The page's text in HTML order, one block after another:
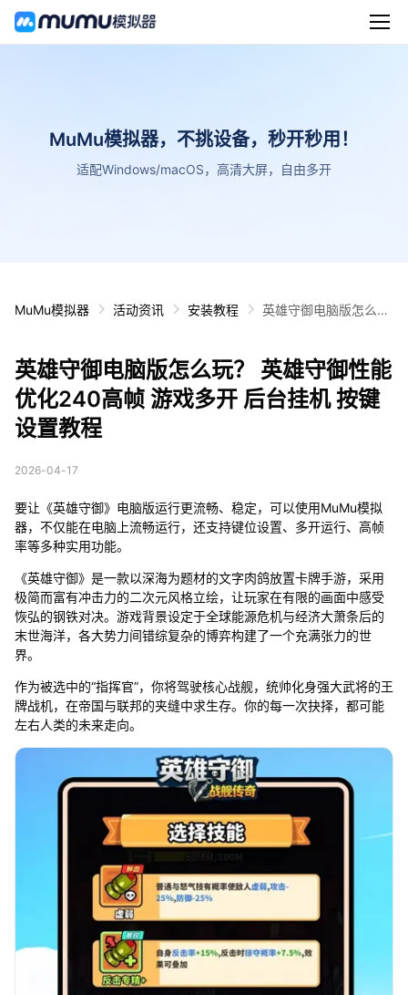
MuMu模拟器，不挑设备，秒开秒用！
适配Windows/macOS，高清大屏，自由多开
MuMu模拟器 活动资讯 安装教程
英雄守御电脑版怎么
台挂机 按键设置教程
英雄守御电脑版怎么玩？ 英雄守御性能
优化240高帧 游戏多开 后台挂机 按键
设置教程
2026-04-17
要让《英雄守御》电脑版运行更流畅、稳定，可以使用MuMu模拟
器，不仅能在电脑上流畅运行，还支持键位设置、多开运行、高帧
率等多种实用功能。
《英雄守御》是一款以深海为题材的文字肉鸽放置卡牌手游，采用
极简而富有冲击力的二次元风格立绘，让玩家在有限的画面中感受
恢弘的钢铁对决。游戏背景设定于全球能源危机与经济大萧条后的
末世海洋，各大势力间错综复杂的博弈构建了一个充满张力的世
界。
作为被选中的“指挥官”，你将驾驶核心战舰，统帅化身强大武将的王
牌战机，在帝国与联邦的夹缝中求生存。你的每一次抉择，都可能
左右人类的未来走向。